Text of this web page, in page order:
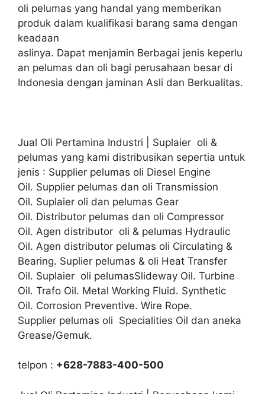
oli pelumas yang handal yang memberikan
produk dalam kualifikasi barang sama dengan
keadaan
aslinya. Dapat menjamin Berbagai jenis keperlu
an pelumas dan oli bagi perusahaan besar di
Indonesia dengan jaminan Asli dan Berkualitas.
Jual Oli Pertamina Industri | Suplaier oli &
pelumas yang kami distribusikan sepertia untuk
jenis : Supplier pelumas oli Diesel Engine
Oil. Supplier pelumas dan oli Transmission
Oil. Suplaier oli dan pelumas Gear
Oil. Distributor pelumas dan oli Compressor
Oil. Agen distributor oli & pelumas Hydraulic
Oil. Agen distributor pelumas oli Circulating &
Bearing. Suplier pelumas & oli Heat Transfer
Oil. Suplaier oli pelumasSlideway Oil. Turbine
Oil. Trafo Oil. Metal Working Fluid. Synthetic
Oil. Corrosion Preventive. Wire Rope.
Supplier pelumas oli Specialities Oil dan aneka
Grease/Gemuk.
telpon : +628-7883-400-500